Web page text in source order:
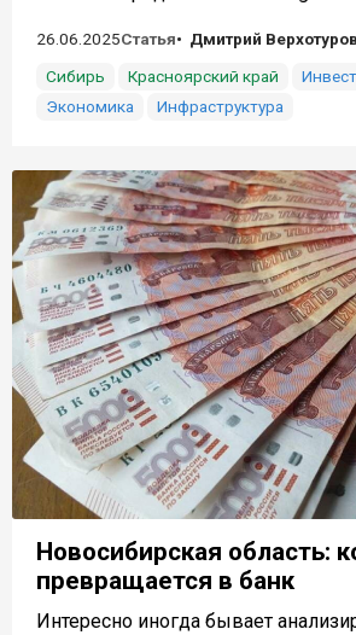
26.06.2025Статья
Дмитрий
Сибирь
Красноярский край
Экономика
Инфраструктура
Новосибирская область:
превращается в банк
Интересно иногда бывает